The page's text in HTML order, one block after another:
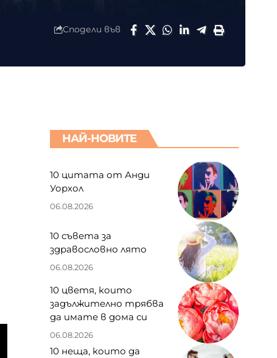
Сподели във
НАЙ-НОВИТЕ
10 цитата от Анди
Уорхол
06.08.2026
10 съвета за
здравословно лято
06.08.2026
10 цветя, които
задължително трябва
да имате в дома си
06.08.2026
10 неща, които да